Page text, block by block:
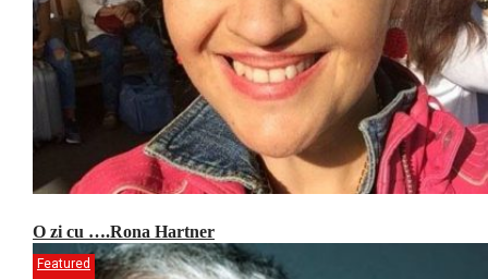
O zi cu ….Rona Hartner
Featured